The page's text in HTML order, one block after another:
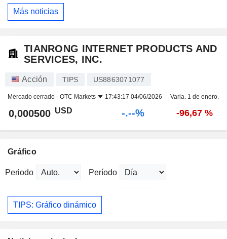
Más noticias
TIANRONG INTERNET PRODUCTS AND
SERVICES, INC.
Acción TIPS US8863071077
Mercado cerrado - OTC Markets 17:43:17 04/06/2026 Varia. 1 de enero.
0,000500 USD -.--% -96,67 %
Gráfico
Periodo Período
TIPS: Gráfico dinámico